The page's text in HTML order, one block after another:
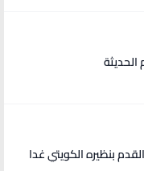
الحديثة
بنظيره الكويتي غدا